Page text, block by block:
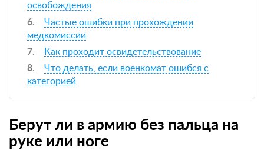
освобождения
Частые ошибки при прохождении
медкомиссии
Как проходит освидетельствование
Что делать, если военкомат ошибся с
категорией
Берут ли в армию без пальца на
руке или ноге